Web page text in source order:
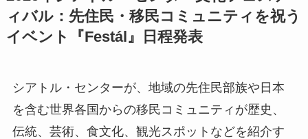
ィバル：先住民・移民コミュニティを祝う
イベント『Festál 』日程発表
シアトル・センターが、地域の先住民部族や日本
を含む世界各国からの移民コミュニティが歴史、
伝統、芸術、食文化、観光スポットなどを紹介す